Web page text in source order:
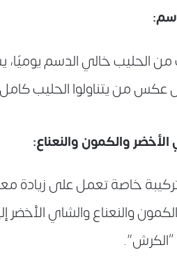
من يتناولوا الحليب
والكمون والنعناع:
تركيبة خاصة تعمل على زيادة
والنعناع والشاي